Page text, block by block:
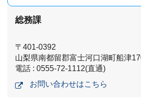
総務課
〒401-0392
山梨県南都留郡富士河口湖町船津
電話 : 0555-72-1112(直通)
お問い合わせはこちら